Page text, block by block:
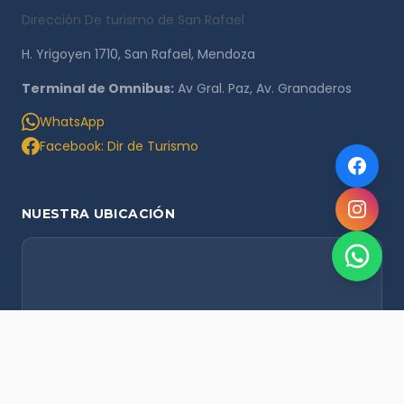
Dirección De turismo de San Rafael
H. Yrigoyen 1710, San Rafael, Mendoza
Terminal de Omnibus: Av Gral. Paz, Av. Granaderos
WhatsApp
Facebook: Dir de Turismo
NUESTRA UBICACIÓN